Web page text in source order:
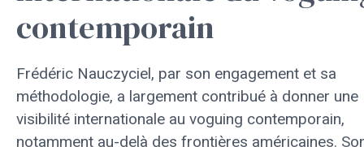
contemporain
Frédéric Nauczyciel, par son engagement et sa
méthodologie, a largement contribué à donner une
visibilité internationale au voguing contemporain,
notamment au-delà des frontières américaines.